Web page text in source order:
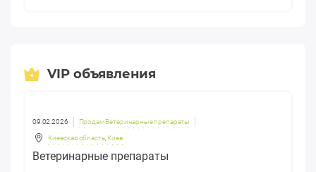
VIP объявления
09.02.2026 Продам Ветеринарные препараты
Киевская область, Киев
Ветеринарные препараты